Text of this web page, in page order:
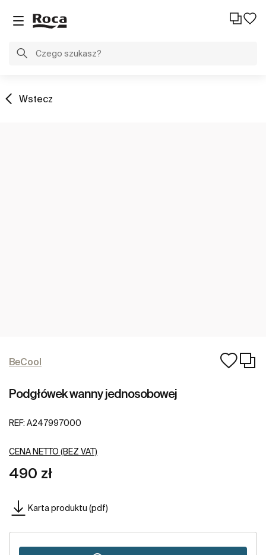
Wstecz
BeCool
Podgłówek wanny jednosobowej
REF: A247997000
CENA NETTO (BEZ VAT)
490 zł
Karta produktu (pdf)